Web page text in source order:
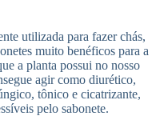
utilizada para fazer chás,
muito benéficos para a
a planta possui no nosso
agir como diurético,
tônico e cicatrizante,
pelo sabonete.